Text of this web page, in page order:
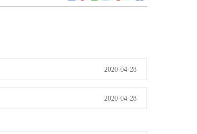
2020-04-28
2020-04-28